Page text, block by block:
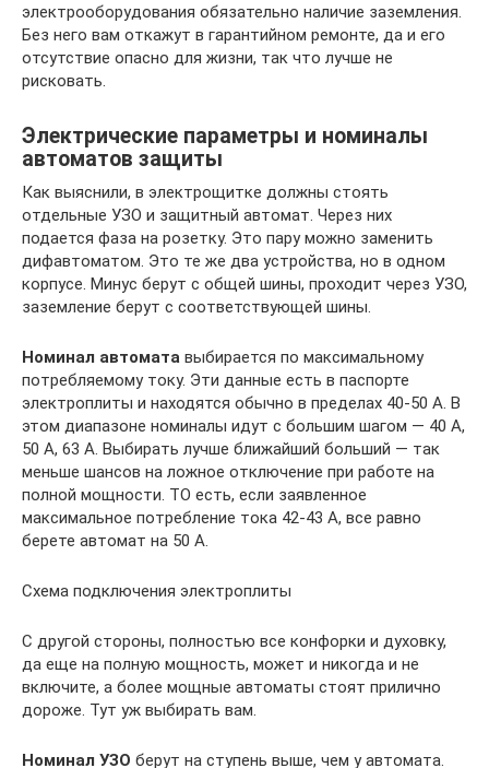
электрооборудования обязательно наличие заземления.
Без него вам откажут в гарантийном ремонте, да и его
отсутствие опасно для жизни, так что лучше не
рисковать.
Электрические параметры и номиналы
автоматов защиты
Как выяснили, в электрощитке должны стоять
отдельные УЗО и защитный автомат. Через них
подается фаза на розетку. Это пару можно заменить
дифавтоматом. Это те же два устройства, но в одном
корпусе. Минус берут с общей шины, проходит через УЗО,
заземление берут с соответствующей шины.
Номинал автомата выбирается по максимальному
потребляемому току. Эти данные есть в паспорте
электроплиты и находятся обычно в пределах 40-50 А. В
этом диапазоне номиналы идут с большим шагом — 40 А,
50 А, 63 А. Выбирать лучше ближайший больший — так
меньше шансов на ложное отключение при работе на
полной мощности. ТО есть, если заявленное
максимальное потребление тока 42-43 А, все равно
берете автомат на 50 А.
Схема подключения электроплиты
С другой стороны, полностью все конфорки и духовку,
да еще на полную мощность, может и никогда и не
включите, а более мощные автоматы стоят прилично
дороже. Тут уж выбирать вам.
Номинал УЗО берут на ступень выше, чем у автомата.